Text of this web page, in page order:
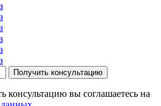
Получить консультацию
консультацию вы соглашаетесь на